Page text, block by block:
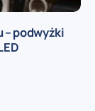
– podwyżki